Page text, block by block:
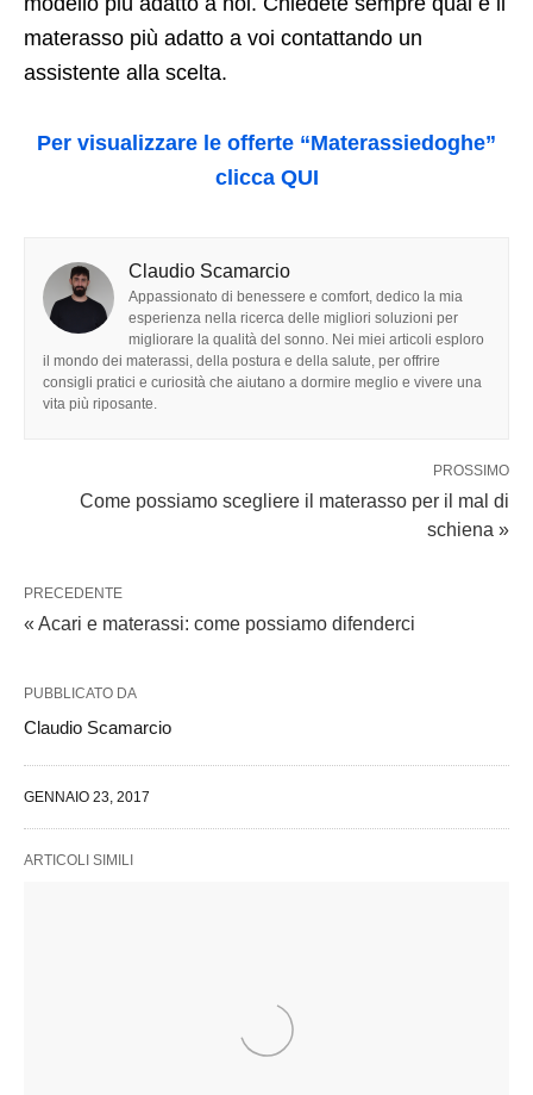
materasso più adatto a voi contattando un
assistente alla scelta.
Per visualizzare le offerte “Materassiedoghe”
clicca QUI
Claudio Scamarcio
Appassionato di benessere e comfort, dedico la mia
esperienza nella ricerca delle migliori soluzioni per
migliorare la qualità del sonno. Nei miei articoli esploro
il mondo dei materassi, della postura e della salute, per offrire
consigli pratici e curiosità che aiutano a dormire meglio e vivere una
vita più riposante.
PROSSIMO
Come possiamo scegliere il materasso per il mal di
schiena »
PRECEDENTE
« Acari e materassi: come possiamo difenderci
PUBBLICATO DA
Claudio Scamarcio
GENNAIO 23, 2017
ARTICOLI SIMILI